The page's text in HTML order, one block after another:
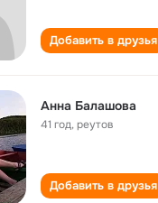
Добавить в друзья
Анна Балашова
41 год,реутов
Добавить в друзья